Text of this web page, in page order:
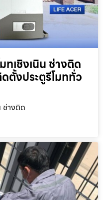
ทเชิงเนิน ช่างติด
ตั้งประตูรีโมททั่ว
ช่างติด